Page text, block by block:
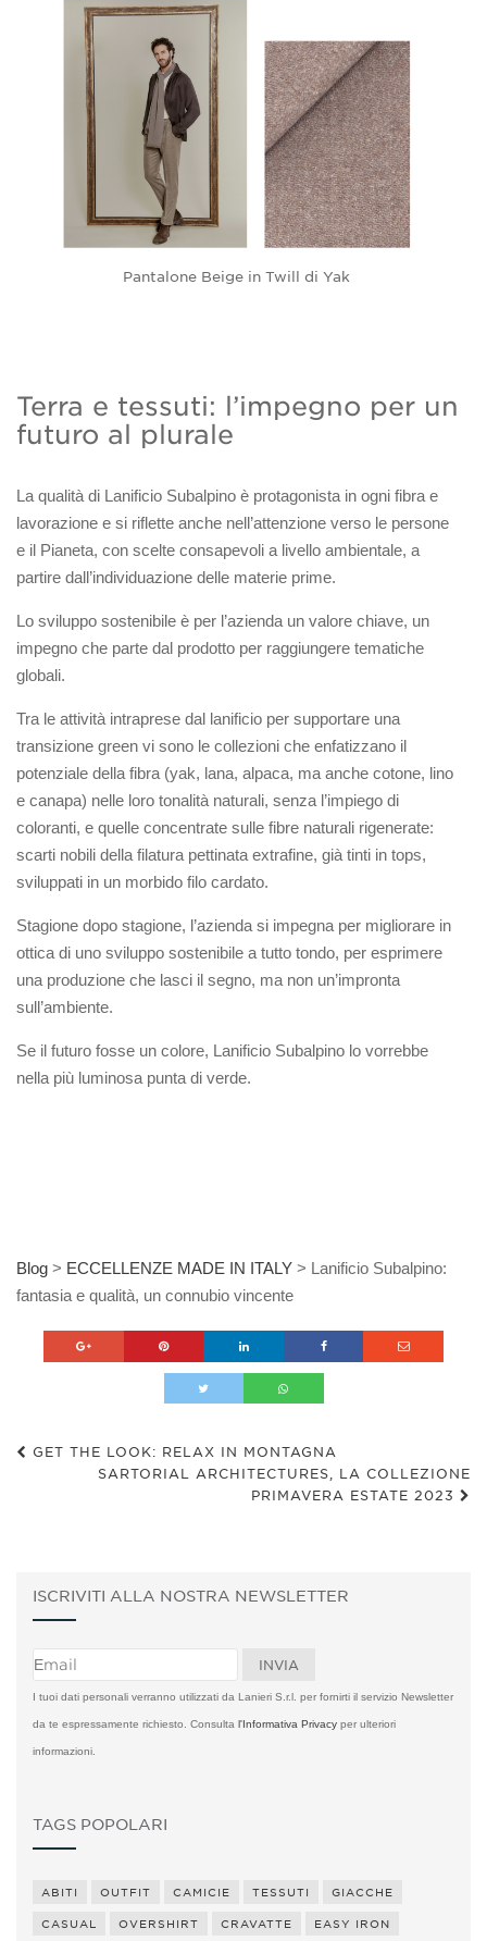
Pantalone Beige in Twill di Yak
Terra e tessuti: l’impegno per un
futuro al plurale
La qualità di Lanificio Subalpino è protagonista in ogni fibra e
lavorazione e si riflette anche nell’attenzione verso le persone
e il Pianeta, con scelte consapevoli a livello ambientale, a
partire dall’individuazione delle materie prime.
Lo sviluppo sostenibile è per l’azienda un valore chiave, un
impegno che parte dal prodotto per raggiungere tematiche
globali.
Tra le attività intraprese dal lanificio per supportare una
transizione green vi sono le collezioni che enfatizzano il
potenziale della fibra (yak, lana, alpaca, ma anche cotone, lino
e canapa) nelle loro tonalità naturali, senza l’impiego di
coloranti, e quelle concentrate sulle fibre naturali rigenerate:
scarti nobili della filatura pettinata extrafine, già tinti in tops,
sviluppati in un morbido filo cardato.
Stagione dopo stagione, l’azienda si impegna per migliorare in
ottica di uno sviluppo sostenibile a tutto tondo, per esprimere
una produzione che lasci il segno, ma non un’impronta
sull’ambiente.
Se il futuro fosse un colore, Lanificio Subalpino lo vorrebbe
nella più luminosa punta di verde.
Blog > ECCELLENZE MADE IN ITALY > Lanificio Subalpino:
fantasia e qualità, un connubio vincente
GET THE LOOK: RELAX IN MONTAGNA
SARTORIAL ARCHITECTURES, LA COLLEZIONE
PRIMAVERA ESTATE 2023
ISCRIVITI ALLA NOSTRA NEWSLETTER
I tuoi dati personali verranno utilizzati da Lanieri S.r.l. per fornirti il servizio Newsletter
da te espressamente richiesto. Consulta l'Informativa Privacy per ulteriori
informazioni.
TAGS POPOLARI
ABITI OUTFIT CAMICIE TESSUTI GIACCHE
CASUAL OVERSHIRT CRAVATTE EASY IRON